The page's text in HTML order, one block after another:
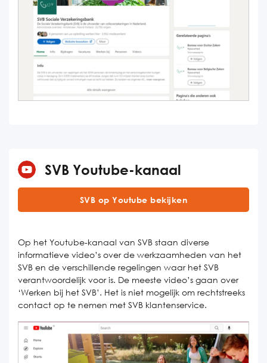
SVB Youtube-kanaal
SVB op Youtube bekijken
Op het Youtube-kanaal van SVB staan diverse
informatieve video’s over de werkzaamheden van het
SVB en de verschillende regelingen waar het SVB
verantwoordelijk voor is. De meeste video’s gaan over
‘Werken bij het SVB’. Het is niet mogelijk om rechtstreeks
contact op te nemen met SVB klantenservice.